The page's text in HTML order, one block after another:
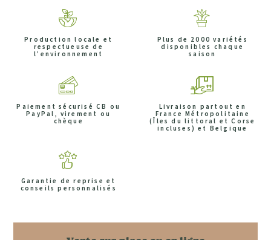
Production locale et
respectueuse de
l’environnement
Plus de 2000 variétés
disponibles chaque
saison
Paiement sécurisé CB ou
PayPal, virement ou
chèque
Livraison partout en
France Métropolitaine
(Îles du littoral et Corse
incluses) et Belgique
Garantie de reprise et
conseils personnalisés